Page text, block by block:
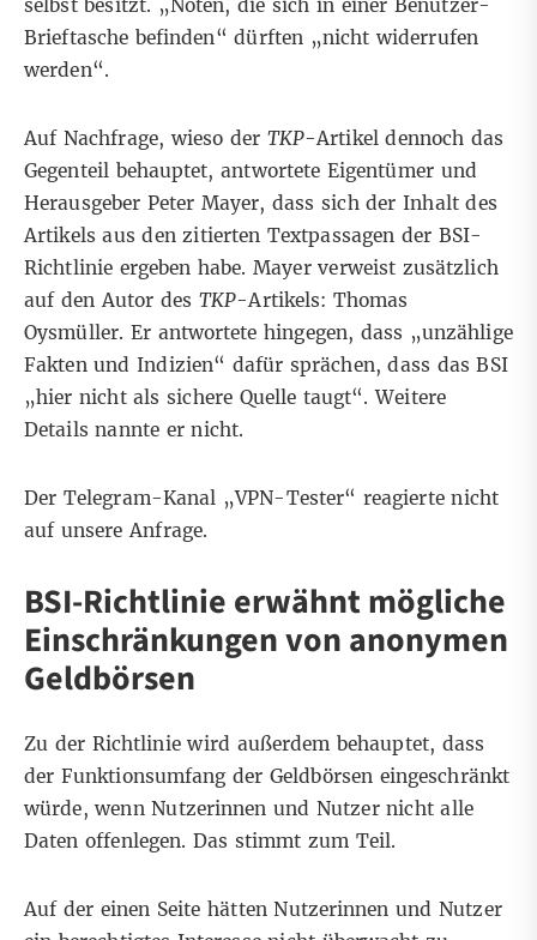
selbst besitzt. „Noten, die sich in einer Benutzer-
Brieftasche befinden“ dürften „nicht widerrufen
werden“.
Auf Nachfrage, wieso der TKP-Artikel dennoch das
Gegenteil behauptet, antwortete Eigentümer und
Herausgeber Peter Mayer, dass sich der Inhalt des
Artikels aus den zitierten Textpassagen der BSI-
Richtlinie ergeben habe. Mayer verweist zusätzlich
auf den Autor des TKP-Artikels: Thomas
Oysmüller. Er antwortete hingegen, dass „unzählige
Fakten und Indizien“ dafür sprächen, dass das BSI
„hier nicht als sichere Quelle taugt“. Weitere
Details nannte er nicht.
Der Telegram-Kanal „VPN-Tester“ reagierte nicht
auf unsere Anfrage.
BSI-Richtlinie erwähnt mögliche
Einschränkungen von anonymen
Geldbörsen
Zu der Richtlinie wird außerdem behauptet, dass
der Funktionsumfang der Geldbörsen eingeschränkt
würde, wenn Nutzerinnen und Nutzer nicht alle
Daten offenlegen. Das stimmt zum Teil.
Auf der einen Seite hätten Nutzerinnen und Nutzer